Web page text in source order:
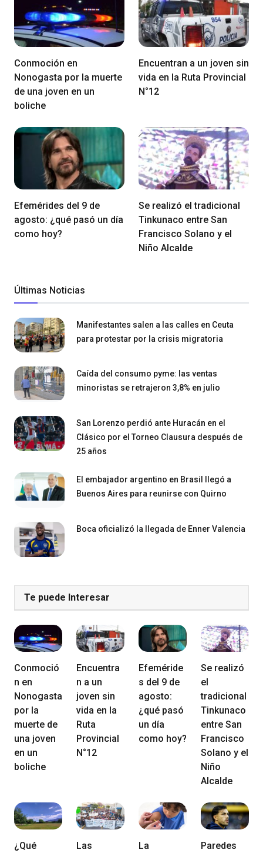
Conmoción en
Nonogasta por la muerte
de una joven en un
boliche
Encuentran a un joven sin
vida en la Ruta Provincial
N°12
Efemérides del 9 de
agosto: ¿qué pasó un día
como hoy?
Se realizó el tradicional
Tinkunaco entre San
Francisco Solano y el
Niño Alcalde
Últimas Noticias
Manifestantes salen a las calles en Ceuta
para protestar por la crisis migratoria
Caída del consumo pyme: las ventas
minoristas se retrajeron 3,8% en julio
San Lorenzo perdió ante Huracán en el
Clásico por el Torneo Clausura después de
25 años
El embajador argentino en Brasil llegó a
Buenos Aires para reunirse con Quirno
Boca oficializó la llegada de Enner Valencia
Te puede Interesar
Conmoció
n en
Nonogasta
por la
muerte de
una joven
en un
boliche
Encuentra
n a un
joven sin
vida en la
Ruta
Provincial
N°12
Efeméride
s del 9 de
agosto:
¿qué pasó
un día
como hoy?
Se realizó
el
tradicional
Tinkunaco
entre San
Francisco
Solano y el
Niño
Alcalde
¿Qué
Las
La
Paredes